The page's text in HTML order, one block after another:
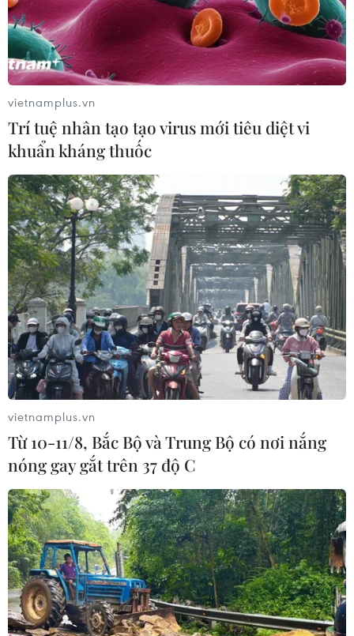
vietnamplus.vn
Trí tuệ nhân tạo tạo virus mới tiêu diệt vi
khuẩn kháng thuốc
vietnamplus.vn
Từ 10-11/8, Bắc Bộ và Trung Bộ có nơi nắng
nóng gay gắt trên 37 độ C